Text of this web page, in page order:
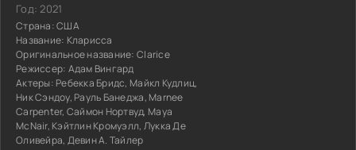
Год:2021
Страна:США
Название: Кларисса
Оригинальное название: Clarice
Режиссер: Адам Вингард
Актеры: Ребекка Бридс, Майкл Кудлиц,
Ник Сэндоу, Рауль Банеджа, Marnee
Carpenter, Саймон Нортвуд, Maya
McNair, Кэйтлин Кромуэлл, Лукка Де
Оливейра, Девин А. Тайлер